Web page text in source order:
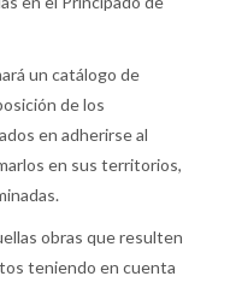
un catálogo de
de los
en adherirse al
en sus territorios,
obras que resulten
teniendo en cuenta